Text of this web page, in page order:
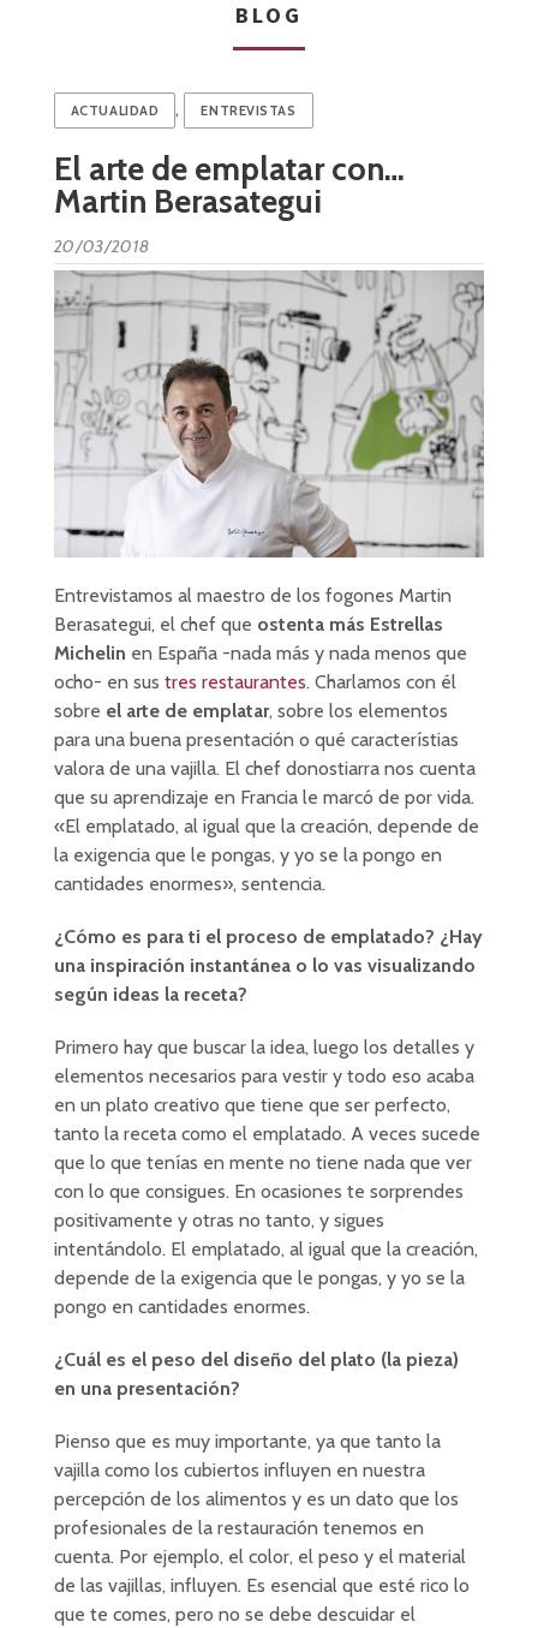
BLOG
ACTUALIDAD , ENTREVISTAS
El arte de emplatar con…
Martin Berasategui
20/03/2018
Entrevistamos al maestro de los fogones Martin
Berasategui, el chef que ostenta más Estrellas
Michelin en España -nada más y nada menos que
ocho- en sus tres restaurantes. Charlamos con él
sobre el arte de emplatar, sobre los elementos
para una buena presentación o qué característias
valora de una vajilla. El chef donostiarra nos cuenta
que su aprendizaje en Francia le marcó de por vida.
«El emplatado, al igual que la creación, depende de
la exigencia que le pongas, y yo se la pongo en
cantidades enormes», sentencia.
¿Cómo es para ti el proceso de emplatado? ¿Hay
una inspiración instantánea o lo vas visualizando
según ideas la receta?
Primero hay que buscar la idea, luego los detalles y
elementos necesarios para vestir y todo eso acaba
en un plato creativo que tiene que ser perfecto,
tanto la receta como el emplatado. A veces sucede
que lo que tenías en mente no tiene nada que ver
con lo que consigues. En ocasiones te sorprendes
positivamente y otras no tanto, y sigues
intentándolo. El emplatado, al igual que la creación,
depende de la exigencia que le pongas, y yo se la
pongo en cantidades enormes.
¿Cuál es el peso del diseño del plato (la pieza)
en una presentación?
Pienso que es muy importante, ya que tanto la
vajilla como los cubiertos influyen en nuestra
percepción de los alimentos y es un dato que los
profesionales de la restauración tenemos en
cuenta. Por ejemplo, el color, el peso y el material
de las vajillas, influyen. Es esencial que esté rico lo
que te comes, pero no se debe descuidar el